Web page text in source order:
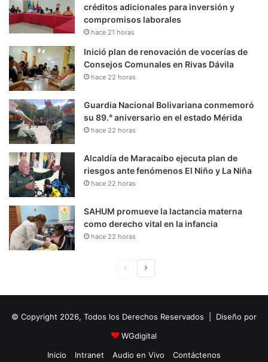
créditos adicionales para inversión y
compromisos laborales
hace 21 horas
Inició plan de renovación de vocerías de
Consejos Comunales en Rivas Dávila
hace 22 horas
Guardia Nacional Bolivariana conmemoró
su 89.° aniversario en el estado Mérida
hace 22 horas
Alcaldía de Maracaibo ejecuta plan de
riesgos ante fenómenos El Niño y La Niña
hace 22 horas
SAHUM promueve la lactancia materna
como derecho vital en la infancia
hace 22 horas
i
n
a
u
i
e
© Copyright 2026, Todos los Derechos Reservados | Diseño por
WGdigital
Inicio
Intranet Audio en Vivo Contáctenos